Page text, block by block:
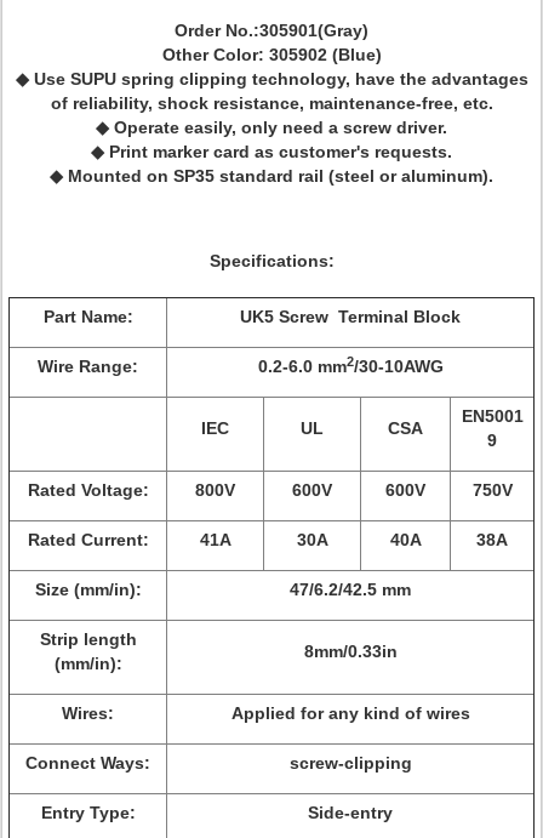
Order No.:305901(Gray)
Other Color: 305902 (Blue)
◆ Use SUPU spring clipping technology, have the advantages
of reliability, shock resistance, maintenance-free, etc.
◆ Operate easily, only need a screw driver.
◆ Print marker card as customer's requests.
◆ Mounted on SP35 standard rail (steel or aluminum).
Specifications:
Part Name: UK5 Screw Terminal Block
Wire Range: 0.2-6.0 mm2/30-10AWG
IEC UL CSA
EN5001
9
Rated Voltage: 800V 600V 600V 750V
Rated Current: 41A 30A 40A 38A
Size (mm/in): 47/6.2/42.5 mm
Strip length
(mm/in):
8mm/0.33in
Wires: Applied for any kind of wires
Connect Ways: screw-clipping
Entry Type: Side-entry